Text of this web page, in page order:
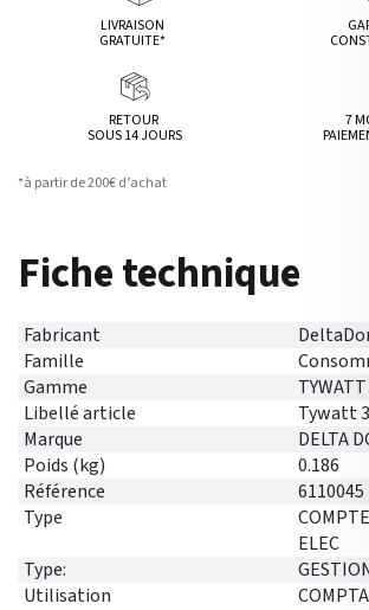
LIVRAISON
GRATUITE*
RETOUR
SOUS 14 JOURS
7
*à partir de 200€ d’achat
Fiche technique
Fabricant
Famille
Gamme
TYWATT
Libellé article
Tywatt
Marque
DELTA
Poids (kg)
0.186
Référence
6110045
Type
ELEC
Type:
Utilisation